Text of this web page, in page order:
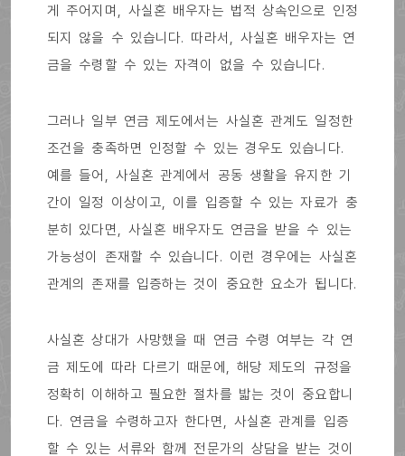
게 주어지며, 사실혼 배우자는 법적 상속인으로 인정
되지 않을 수 있습니다. 따라서, 사실혼 배우자는 연
금을 수령할 수 있는 자격이 없을 수 있습니다.
그러나 일부 연금 제도에서는 사실혼 관계도 일정한
조건을 충족하면 인정할 수 있는 경우도 있습니다.
예를 들어, 사실혼 관계에서 공동 생활을 유지한 기
간이 일정 이상이고, 이를 입증할 수 있는 자료가 충
분히 있다면, 사실혼 배우자도 연금을 받을 수 있는
가능성이 존재할 수 있습니다. 이런 경우에는 사실혼
관계의 존재를 입증하는 것이 중요한 요소가 됩니다.
사실혼 상대가 사망했을 때 연금 수령 여부는 각 연
금 제도에 따라 다르기 때문에, 해당 제도의 규정을
정확히 이해하고 필요한 절차를 밟는 것이 중요합니
다. 연금을 수령하고자 한다면, 사실혼 관계를 입증
할 수 있는 서류와 함께 전문가의 상담을 받는 것이